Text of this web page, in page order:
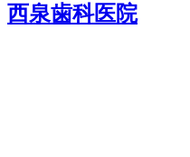
西泉歯科医院